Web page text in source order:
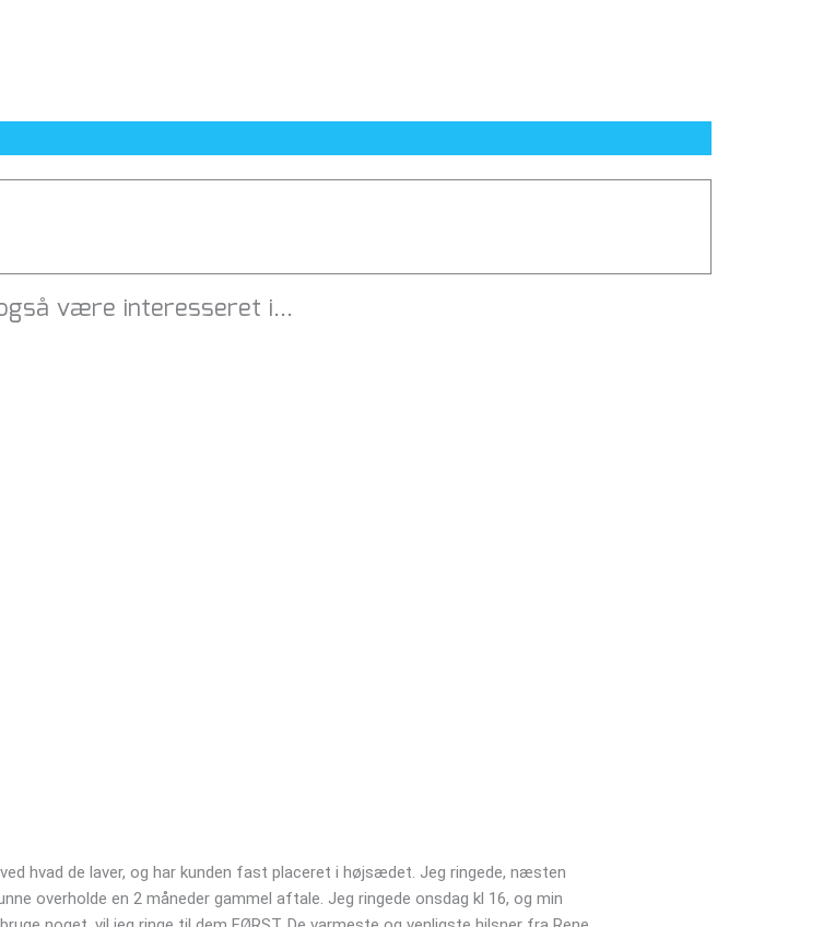
være interesseret i…
hvad de laver, og har kunden fast placeret i højsædet. Jeg ringede, næsten
overholde en 2 måneder gammel aftale. Jeg ringede onsdag kl 16, og min